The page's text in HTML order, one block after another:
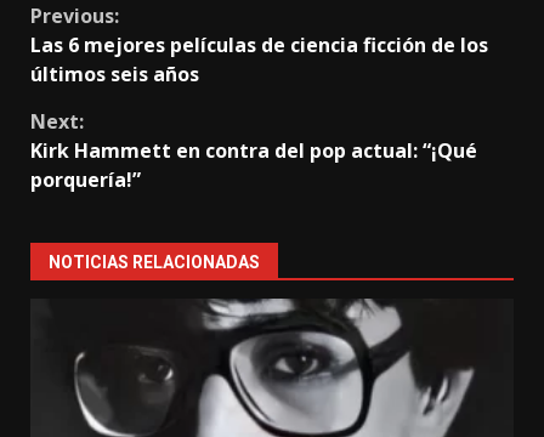
Continue
Reading
Previous:
Las 6 mejores películas de ciencia ficción de los
últimos seis años
Next:
Kirk Hammett en contra del pop actual: “¡Qué
porquería!”
NOTICIAS RELACIONADAS